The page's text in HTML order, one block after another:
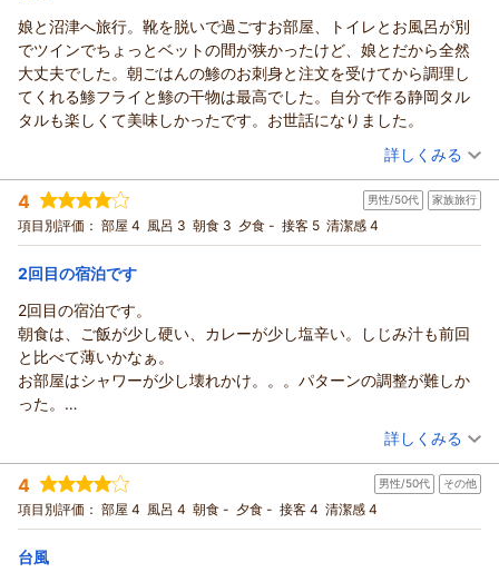
ココチホテル沼津からの返信
MOOSE00 様
この度はご宿泊いただき、また心温まるご感想をお寄せいただ
き誠にありがとうございます。
駅前という立地の利便性や、お部屋の清潔さ・インテリア、さ
らに洗い場付きのバスルームと深めのバスタブまでご満足いた
だけたとのこと、大変嬉しく拝読いたしました。
また、ご朝食では楽しみにしていただいていたアジの干物を美
味しくお召し上がりいただけたようで何よりでございます。焼
き立てならではの美味しさを感じていただけたこと、調理スタ
ッフにとっても大きな励みになります。その他のお料理につい
スタッフへの温かいお言葉もありがとうございます。今後も快
適にお過ごしいただけるホテルを目指し、サービス向上に努め
てまいります。
また沼津へお越しの際には、ぜひ当ホテルをご利用くださいま
せ。
スタッフ一同、再びお迎えできますことを心よりお待ちしてお
フロント 志食
（返信日：2026/06/13）
娘と沼津へ旅行。靴を脱いで過ごすお部屋、トイレとお風呂が別
でツインでちょっとベットの間が狭かったけど、娘とだから全然
大丈夫でした。朝ごはんの鯵のお刺身と注文を受けてから調理し
てくれる鯵フライと鯵の干物は最高でした。自分で作る静岡タル
タルも楽しくて美味しかったです。お世話になりました。
（投稿日：2026/06/09）
宿泊時期： 2026年05月宿泊 (家族旅行)
投稿者： まあさんさん
宿泊プラン： 〔朝食付〕素足でくつろげるリラックスツイン
朝のみ
宿泊価格帯： 7,001～8,000円(大人一人あたり/税込)
ココチホテル沼津からの返信
この度は、お嬢様との大切な沼津旅行の宿にココチホテル沼津
をお選びいただき、誠にありがとうございました。また、ご宿
泊の感想を丁寧にお寄せいただきましたこと、重ねて御礼申し
上げます。
お部屋のベッド間隔につきまして、少し手狭に感じられたとの
こと、貴重なご意見をありがとうございます。靴を脱いで我が
家のようにリラックスできる空間や、セパレートタイプのお風
呂・トイレなど、快適にお過ごしいただけたようで安心いたし
ました。
そして何より、当店の自慢である朝食をご堪能いただけて感激
詳しくみる
4 男性/50代 家族旅行
項目別評価： 部屋 4 風呂 3 朝食 3 夕食 - 接客 5 清潔感 4
2回目の宿泊です
2回目の宿泊です。
朝食は、ご飯が少し硬い、カレーが少し塩辛い。しじみ汁も前回
と比べて薄いかなぁ。
お部屋はシャワーが少し壊れかけ。。。パターンの調整が難しか
った。
駅前ですが電車も前回と同じく気になりませんでした。
雨で出掛けるときも傘を用意してもらったりと、前回と同じくス
タッフさんの対応もとても良かったです。
（投稿日：2026/06/08）
宿泊時期： 2026年06月宿泊 (家族旅行)
投稿者： sigeさん
宿泊プラン： 〔朝食付き〕素足でくつろげる畳敷きの和モダンなツイン
ツイン 朝のみ
宿泊価格帯：
詳しくみる
4 男性/50代 その他
項目別評価： 部屋 4 風呂 4 朝食 - 夕食 - 接客 4 清潔感 4
台風